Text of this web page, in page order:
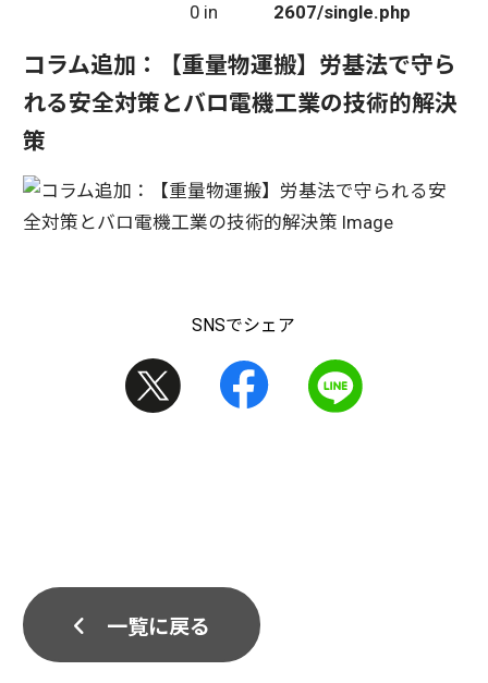
0 in
2607/single.php
コラム追加：【重量物運搬】労基法で守ら
れる安全対策とバロ電機工業の技術的解決
策
SNSでシェア
一覧に戻る